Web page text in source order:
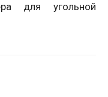
для угольной